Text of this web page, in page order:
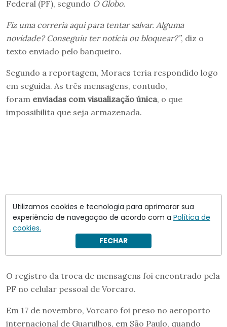
Federal (PF), segundo O Globo.
Fiz uma correria aqui para tentar salvar. Alguma
novidade? Conseguiu ter notícia ou bloquear?”, diz o
texto enviado pelo banqueiro.
Segundo a reportagem, Moraes teria respondido logo
em seguida. As três mensagens, contudo,
foram enviadas com visualização única, o que
impossibilita que seja armazenada.
O registro da troca de mensagens foi encontrado pela
PF no celular pessoal de Vorcaro.
Em 17 de novembro, Vorcaro foi preso no aeroporto
internacional de Guarulhos, em São Paulo, quando
Utilizamos cookies e tecnologia para aprimorar sua
experiência de navegação de acordo com a Política de
cookies.
FECHAR